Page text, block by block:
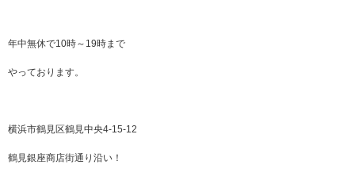
年中無休で10時～19時まで
やっております。
横浜市鶴見区鶴見中央4-15-12
鶴見銀座商店街通り沿い！